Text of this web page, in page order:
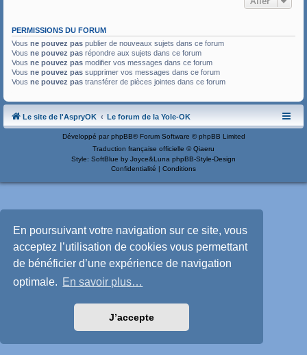
En poursuivant votre navigation sur ce site, vous
acceptez l’utilisation de cookies vous permettant
de bénéficier d’une expérience de navigation
optimale. En savoir plus…
J’accepte
PERMISSIONS DU FORUM
Vous ne pouvez pas publier de nouveaux sujets dans ce forum
Vous ne pouvez pas répondre aux sujets dans ce forum
Vous ne pouvez pas modifier vos messages dans ce forum
Vous ne pouvez pas supprimer vos messages dans ce forum
Vous ne pouvez pas transférer de pièces jointes dans ce forum
Le site de l'AspryOK Le forum de la Yole-OK
Développé par phpBB® Forum Software © phpBB Limited
Traduction française officielle ©Qiaeru
Style: SoftBlue by Joyce&Luna phpBB-Style-Design
Confidentialité | Conditions